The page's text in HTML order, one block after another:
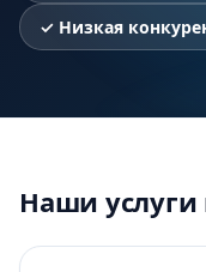
✓ Низкая
Наши услуги